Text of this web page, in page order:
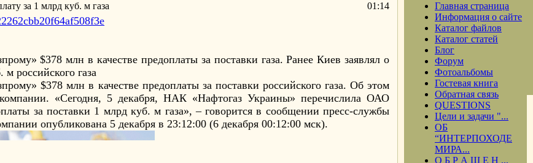
за 1 млрд куб. м газа 01:14
$378 млн в качестве предоплаты за поставки газа. Ранее Киев заявлял о
российского газа
$378 млн в качестве предоплаты за поставки российского газа. Об этом
«Сегодня, 5 декабря, НАК «Нафтогаз Украины» перечислила ОАО
за поставки 1 млрд куб. м газа», – говорится в сообщении пресс-службы
опубликована 5 декабря в 23:12:00 (6 декабря 00:12:00 мск).
Главная страница
Информация о сайте
Каталог файлов
Каталог статей
Блог
Форум
Фотоальбомы
Гостевая книга
Обратная связь
QUESTIONS
Цели и задачи "...
ОБ
“ИНТЕРПОХОДЕ
МИРА...
О Б Р А Щ Е Н ...